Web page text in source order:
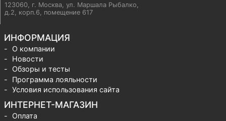
123060, г. Москва ул. Маршала Рыбалко,
д.2, корп.6, помещение 617
ИНФОРМАЦИЯ
О компании
Новости
Обзоры и тесты
Программа лояльности
Условия использования сайта
ИНТЕРНЕТ-МАГАЗИН
Оплата